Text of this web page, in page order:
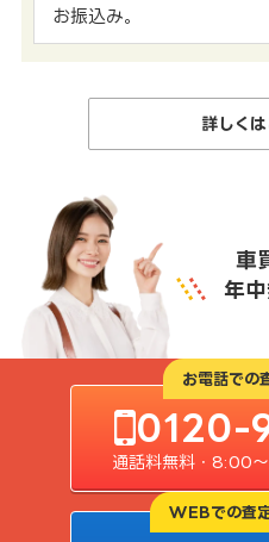
お振込み。
詳しく
車
年
お電話での
0120-
通話料無料・8:00
WEBでの査